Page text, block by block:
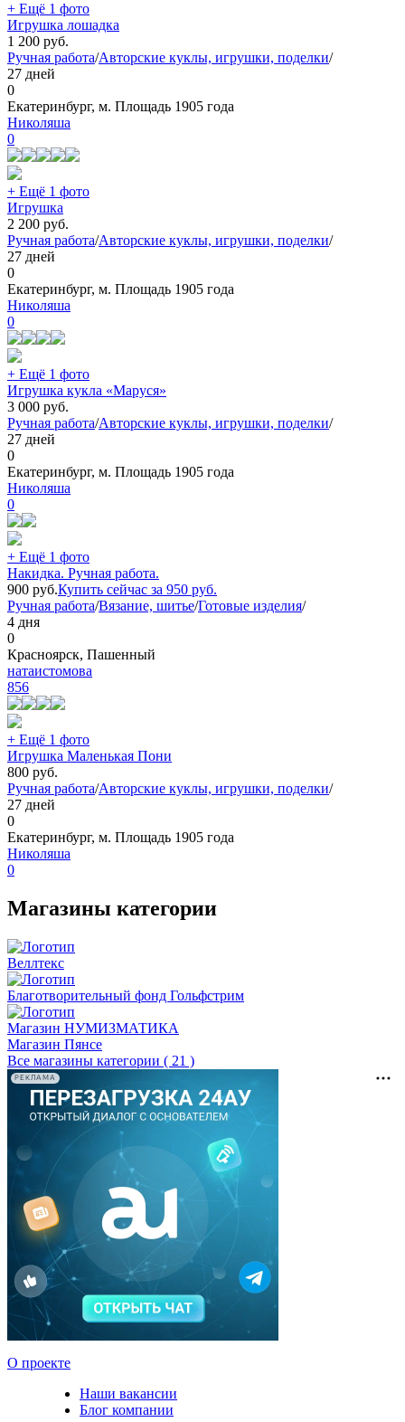
+ Ещё 1 фото
Игрушка лошадка
1 200 руб.
Ручная работа/Авторские куклы, игрушки, поделки/
27 дней
0
Екатеринбург, м. Площадь 1905 года
Николяша
0
+ Ещё 1 фото
Игрушка
2 200 руб.
Ручная работа/Авторские куклы, игрушки, поделки/
27 дней
0
Екатеринбург, м. Площадь 1905 года
Николяша
0
+ Ещё 1 фото
Игрушка кукла «Маруся»
3 000 руб.
Ручная работа/Авторские куклы, игрушки, поделки/
27 дней
0
Екатеринбург, м. Площадь 1905 года
Николяша
0
+ Ещё 1 фото
Накидка. Ручная работа.
900 руб.Купить сейчас за 950 руб.
Ручная работа/Вязание, шитье/Готовые изделия/
4 дня
0
Красноярск, Пашенный
натаистомова
856
+ Ещё 1 фото
Игрушка Маленькая Пони
800 руб.
Ручная работа/Авторские куклы, игрушки, поделки/
27 дней
0
Екатеринбург, м. Площадь 1905 года
Николяша
0
Магазины категории
Веллтекс
Благотворительный фонд Гольфстрим
Магазин НУМИЗМАТИКА
Магазин Пянсе
Все магазины категории ( 21 )
РЕКЛАМА
О проекте
Наши вакансии
Блог компании